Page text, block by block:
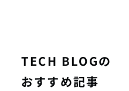
TECH BLOGの
おすすめ記事